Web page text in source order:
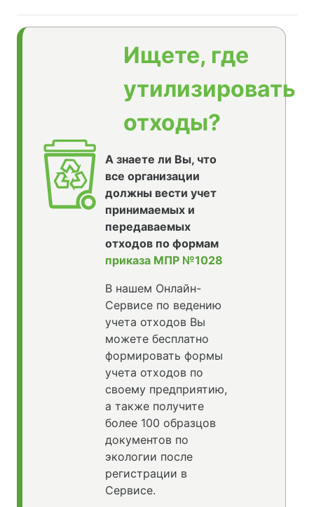
Ищете, где
утилизировать
отходы?
А знаете ли Вы, что
все организации
должны вести учет
принимаемых и
передаваемых
отходов по формам
приказа МПР №1028
В нашем Онлайн-
Сервисе по ведению
учета отходов Вы
можете бесплатно
формировать формы
учета отходов по
своему предприятию,
а также получите
более 100 образцов
документов по
экологии после
регистрации в
Сервисе.